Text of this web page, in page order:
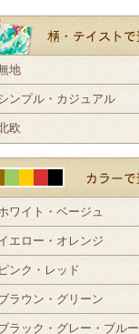
地
ンプル・カジュアル
欧
ワイト・ベージュ
エロー・オレンジ
ピンク・レッド
ラウン・グリーン
ラック・グレー・ブルー